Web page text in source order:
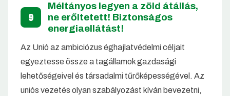
9
Méltányos legyen a zöld átállás,
ne erőltetett! Biztonságos
energiaellátást!
Az Unió az ambiciózus éghajlatvédelmi céljait
egyeztesse össze a tagállamok gazdasági
lehetőségeivel és társadalmi tűrőképességével. Az
uniós vezetés olyan szabályozást kíván bevezetni,